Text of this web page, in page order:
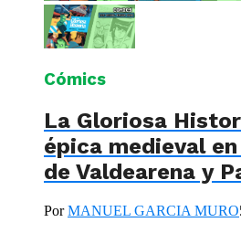
Cómics
La Gloriosa
épica medieval
de Valdearena y
PorMANUEL GARCIA MURO